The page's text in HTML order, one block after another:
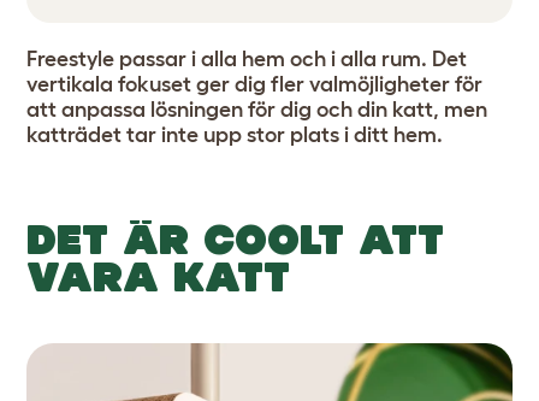
Freestyle passar i alla hem och i alla rum. Det
vertikala fokuset ger dig fler valmöjligheter för
att anpassa lösningen för dig och din katt, men
katträdet tar inte upp stor plats i ditt hem.
DET ÄR COOLT ATT
VARA KATT